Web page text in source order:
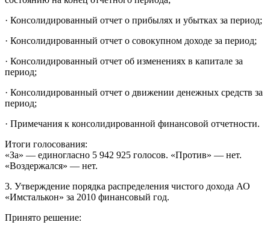
· Консолидированный отчет о прибылях и убытках за период;
· Консолидированный отчет о совокупном доходе за период;
· Консолидированный отчет об изменениях в капитале за
период;
· Консолидированный отчет о движении денежных средств за
период;
· Примечания к консолидированной финансовой отчетности.
Итоги голосования:
«За» — единогласно 5 942 925 голосов. «Против» — нет.
«Воздержался» — нет.
3. Утверждение порядка распределения чистого дохода АО
«Имсталькон» за 2010 финансовый год.
Принято решение: